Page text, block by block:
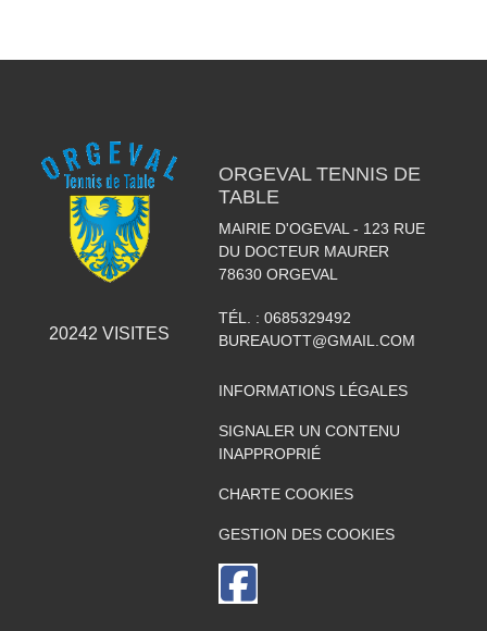
20242 VISITES
ORGEVAL TENNIS DE
TABLE
MAIRIE D'OGEVAL - 123 RUE
DU DOCTEUR MAURER
78630 ORGEVAL
TÉL. : 0685329492
BUREAUOTT@GMAIL.COM
INFORMATIONS LÉGALES
SIGNALER UN CONTENU
INAPPROPRIÉ
CHARTE COOKIES
GESTION DES COOKIES